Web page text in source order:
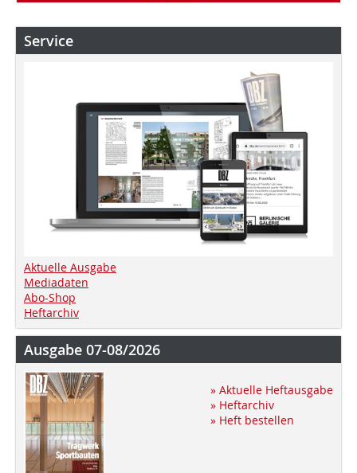
Service
Aktuelle Ausgabe
Mediadaten
Abo-Shop
Heftarchiv
Ausgabe 07-08/2026
» Aktuelle Heftausgabe
» Heftarchiv
» Heft bestellen